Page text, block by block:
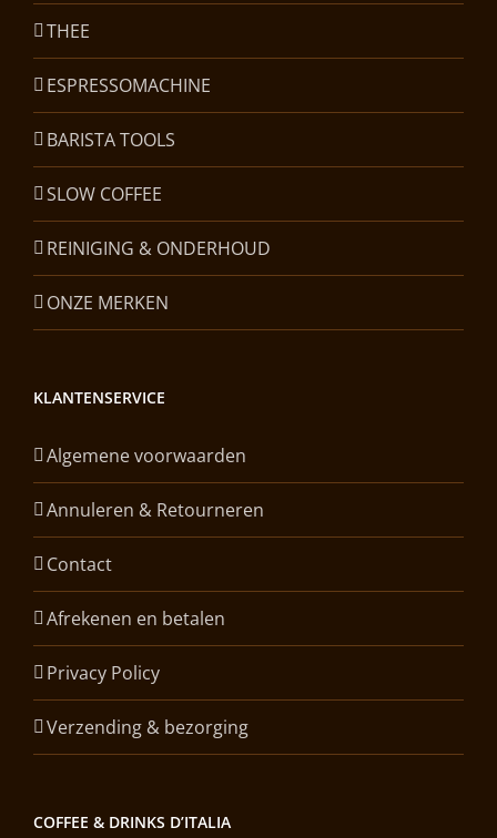
THEE
ESPRESSOMACHINE
BARISTA TOOLS
SLOW COFFEE
REINIGING & ONDERHOUD
ONZE MERKEN
KLANTENSERVICE
Algemene voorwaarden
Annuleren & Retourneren
Contact
Afrekenen en betalen
Privacy Policy
Verzending & bezorging
COFFEE & DRINKS D’ITALIA